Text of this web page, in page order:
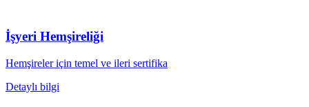
İşyeri Hemşireliği
Hemşireler için temel ve ileri sertifika
Detaylı bilgi